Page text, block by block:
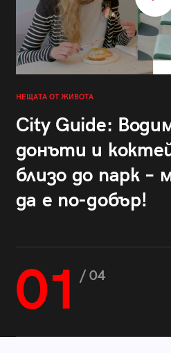
НЕЩАТА ОТ ЖИВОТА
City Guide:
донъти и
близо до парк –
да е по-добър!
01 / 04